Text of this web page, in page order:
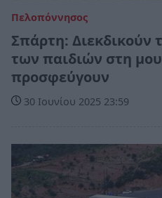
Πελοπόννησος
Σπάρτη: Διεκδικούν
των παιδιών στη
προσφεύγουν
30 Ιουνίου 2025 23:59